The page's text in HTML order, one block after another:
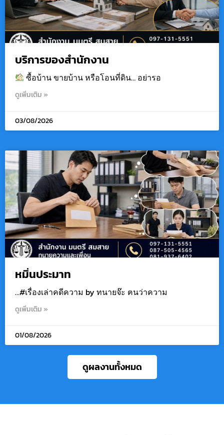
บริการของสำนักงาน
ซื้อบ้าน ขายบ้าน หรือโอนที่ดิน… อย่ารอ
ดูเพิ่มเติม »
03/08/2026
หมิ่นประมาท
…#เรื่องเล่าคดีความ by ทนายจ๊ะ ฅนว่าความ
ดูเพิ่มเติม »
01/08/2026
ดูผลงานทั้งหมด